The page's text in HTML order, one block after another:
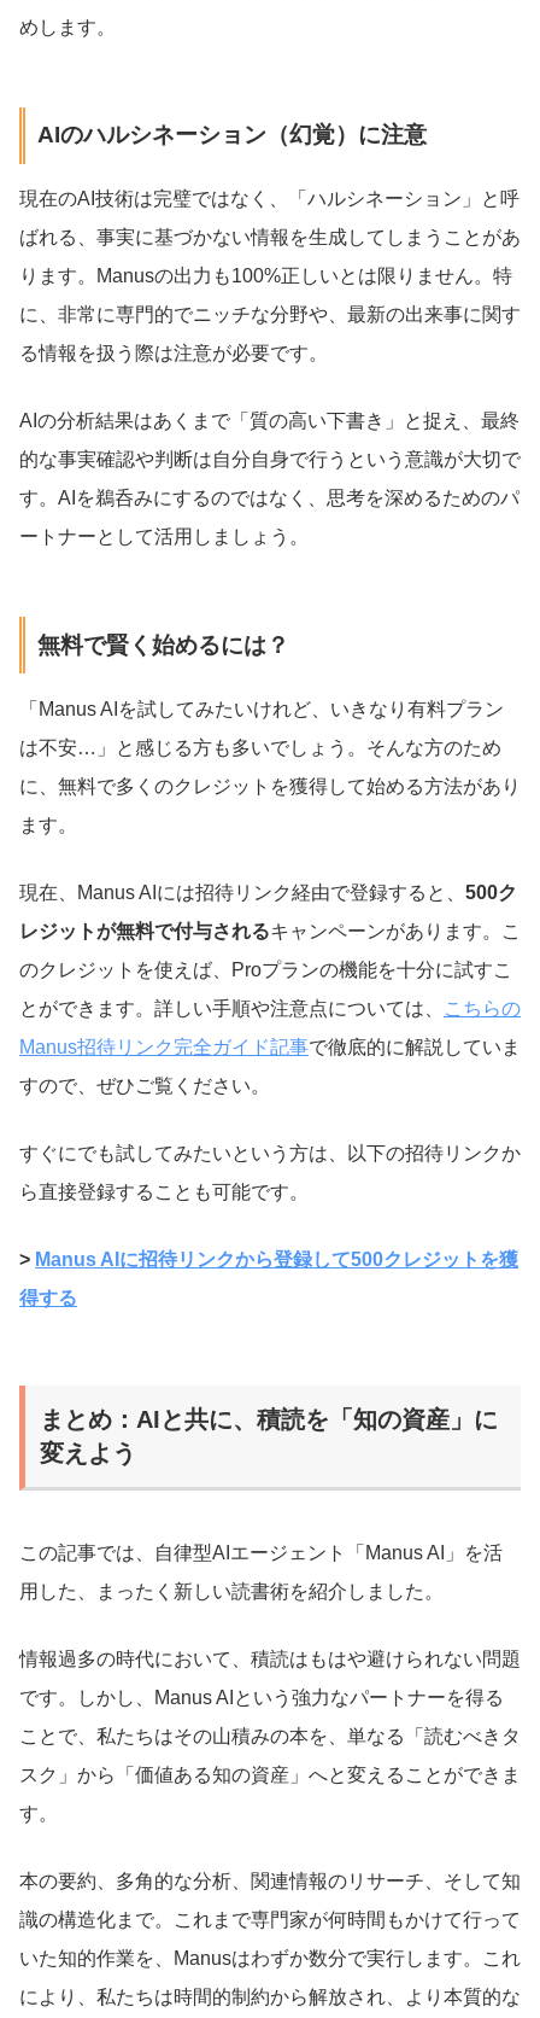
めします。
AIのハルシネーション（幻覚）に注意
現在のAI技術は完璧ではなく、「ハルシネーション」と呼
ばれる、事実に基づかない情報を生成してしまうことがあ
ります。Manusの出力も100%正しいとは限りません。特
に、非常に専門的でニッチな分野や、最新の出来事に関す
る情報を扱う際は注意が必要です。
AIの分析結果はあくまで「質の高い下書き」と捉え、最終
的な事実確認や判断は自分自身で行うという意識が大切で
す。AIを鵜呑みにするのではなく、思考を深めるためのパ
ートナーとして活用しましょう。
無料で賢く始めるには？
「Manus AIを試してみたいけれど、いきなり有料プラン
は不安…」と感じる方も多いでしょう。そんな方のため
に、無料で多くのクレジットを獲得して始める方法があり
ます。
現在、Manus AIには招待リンク経由で登録すると、 500ク
レジットが無料で付与されるキャンペーンがあります。こ
のクレジットを使えば、Proプランの機能を十分に試すこ
とができます。詳しい手順や注意点については、
こちらの
Manus招待リンク完全ガイド記事で徹底的に解説していま
すので、ぜひご覧ください。
すぐにでも試してみたいという方は、以下の招待リンクか
ら直接登録することも可能です。
> Manus AIに招待リンクから登録して500クレジットを獲
得する
まとめ：AIと共に、積読を「知の資産」に
変えよう
この記事では、自律型AIエージェント「Manus AI」を活
用した、まったく新しい読書術を紹介しました。
情報過多の時代において、積読はもはや避けられない問題
です。しかし、Manus AIという強力なパートナーを得る
ことで、私たちはその山積みの本を、単なる「読むべきタ
スク」から「価値ある知の資産」へと変えることができま
す。
本の要約、多角的な分析、関連情報のリサーチ、そして知
識の構造化まで。これまで専門家が何時間もかけて行って
いた知的作業を、Manusはわずか数分で実行します。これ
により、私たちは時間的制約から解放され、より本質的な